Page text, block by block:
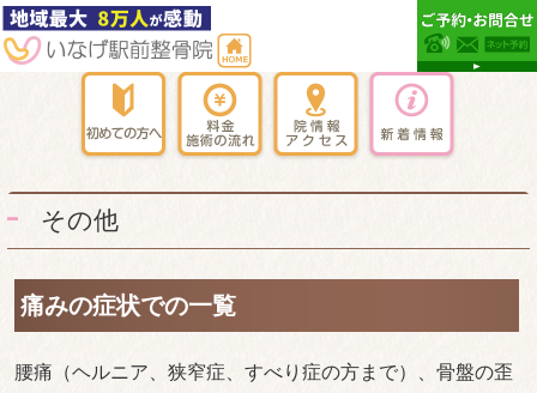
その他
痛みの症状での一覧
腰痛（ヘルニア、狭窄症、すべり症の方まで）、骨盤の歪